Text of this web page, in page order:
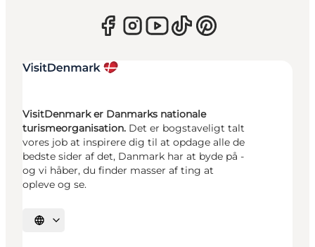
VisitDenmark er Danmarks nationale
turismeorganisation. Det er bogstaveligt talt
vores job at inspirere dig til at opdage alle de
bedste sider af det, Danmark har at byde på -
og vi håber, du finder masser af ting at
opleve og se.
Vælg sprog